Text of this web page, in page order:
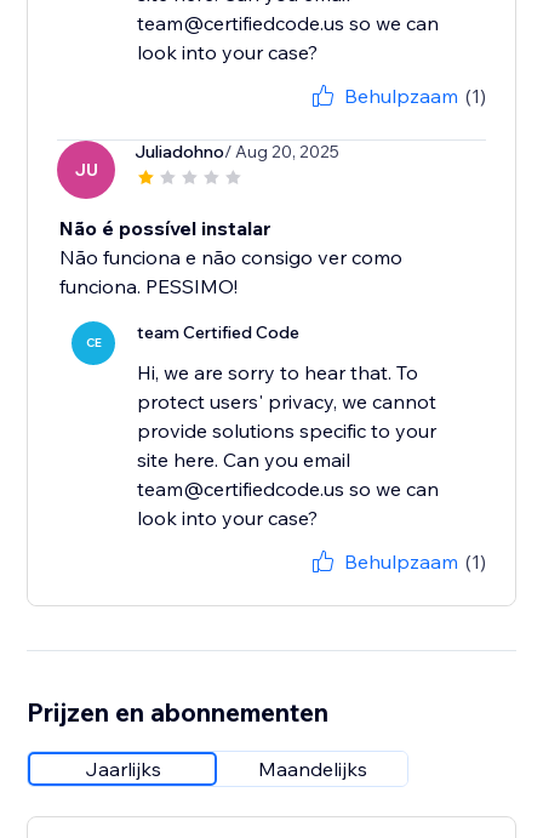
team@certifiedcode.us so we can
look into your case?
Behulpzaam (1)
JU
Juliadohno/ Aug 20, 2025
Não é possível instalar
Não funciona e não consigo ver como
funciona. PESSIMO!
CE team Certified Code
Hi, we are sorry to hear that. To
protect users' privacy, we cannot
provide solutions specific to your
site here. Can you email
team@certifiedcode.us so we can
look into your case?
Behulpzaam (1)
Prijzen en abonnementen
Jaarlijks Maandelijks